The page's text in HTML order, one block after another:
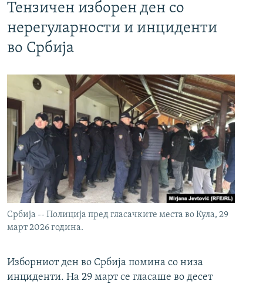
Тензичен изборен ден со
нерегуларности и инциденти
во Србија
Србија -- Полиција пред гласачките места во Кула, 29
март 2026 година.
Изборниот ден во Србија помина со низа
инциденти. На 29 март се гласаше во десет